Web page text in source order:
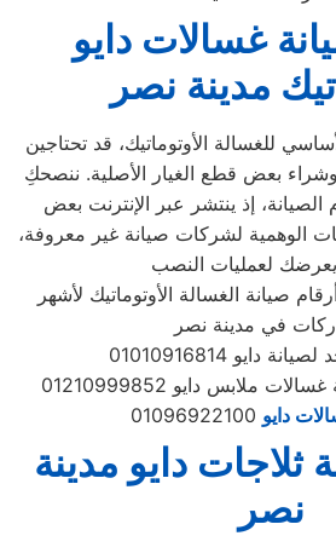
غسالات دايو
مدينة نصر
للغسالة الأوتوماتيك، قد تحتاجين
بعض قطع الغيار الأصلية. ننصحكِ
الصيانة، إذ ينتشر عبر الإنترنت بعض
الوهمية لشركات صيانة غير معروفة،
صيانة الغسالة الأوتوماتيك لأشهر
دايو
دايو مدينة
نصر